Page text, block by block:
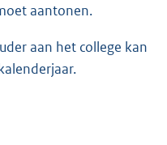
aantonen.
aan het college kan